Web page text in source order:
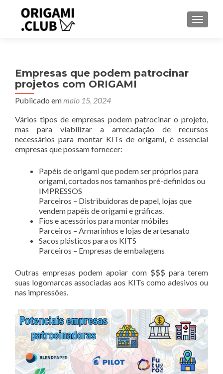
Empresas que podem patrocinar
projetos com ORIGAMI
Publicado emmaio 15, 2024
Vários tipos de empresas podem patrocinar o projeto,
mas para viabilizar a arrecadação de recursos
necessários para montar KITs de origami, é essencial
empresas que possam fornecer:
Papéis de origami que podem ser próprios para
origami, cortados nos tamanhos pré-definidos ou
IMPRESSOS
Parceiros – Distribuidoras de papel, lojas que
vendem papéis de origami e gráficas.
Fios e acessórios para montar móbiles
Parceiros – Armarinhos e lojas de artesanato
Sacos plásticos para os KITS
Parceiros – Empresas de embalagens
Outras empresas podem apoiar com $$$ para terem
suas logomarcas associadas aos KITs como adesivos ou
nas impressões.